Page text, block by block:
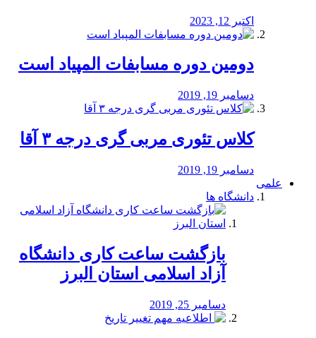
اکتبر 12, 2023
دومین دوره مسابفات المپیاد است
دسامبر 19, 2019
کلاس تئوری مربی گری درجه ۳ آقا
دسامبر 19, 2019
علمی
دانشگاه ها
بازگشت ساعت کاری دانشگاه
آزاد اسلامی استان البرز
دسامبر 25, 2019